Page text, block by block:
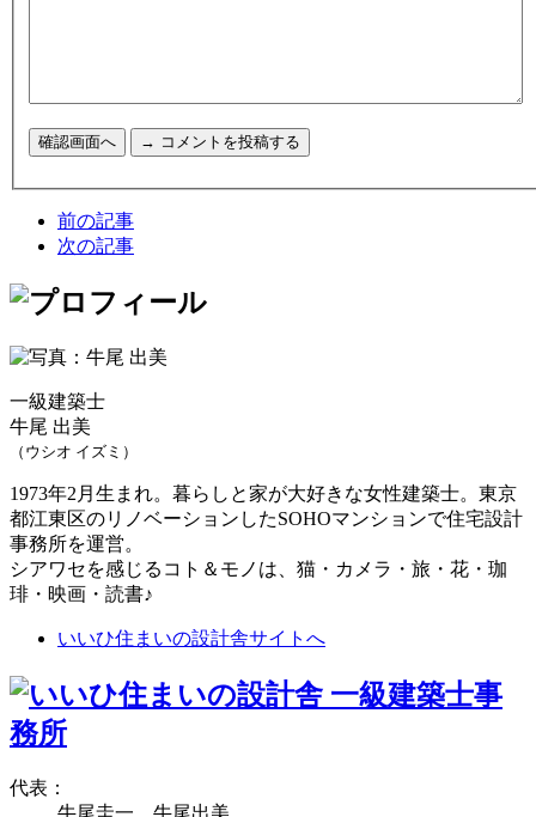
前の記事
次の記事
一級建築士
牛尾 出美
（ウシオ イズミ）
1973年2月生まれ。暮らしと家が大好きな女性建築士。東京
都江東区のリノベーションしたSOHOマンションで住宅設計
事務所を運営。
シアワセを感じるコト＆モノは、猫・カメラ・旅・花・珈
琲・映画・読書♪
いいひ住まいの設計舎サイトへ
代表：
牛尾圭一、牛尾出美